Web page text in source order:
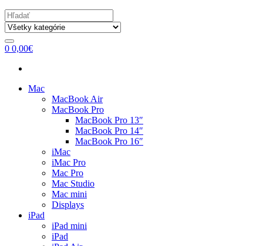
Search
for:
0 0,00€
Mac
MacBook Air
MacBook Pro
MacBook Pro 13″
MacBook Pro 14″
MacBook Pro 16″
iMac
iMac Pro
Mac Pro
Mac Studio
Mac mini
Displays
iPad
iPad mini
iPad